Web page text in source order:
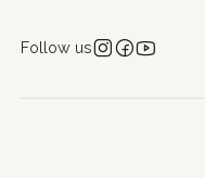
Follow us